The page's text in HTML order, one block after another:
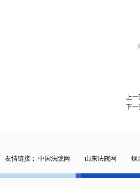
上一
下一
友情链接： 中国法院网 山东法院网 烟